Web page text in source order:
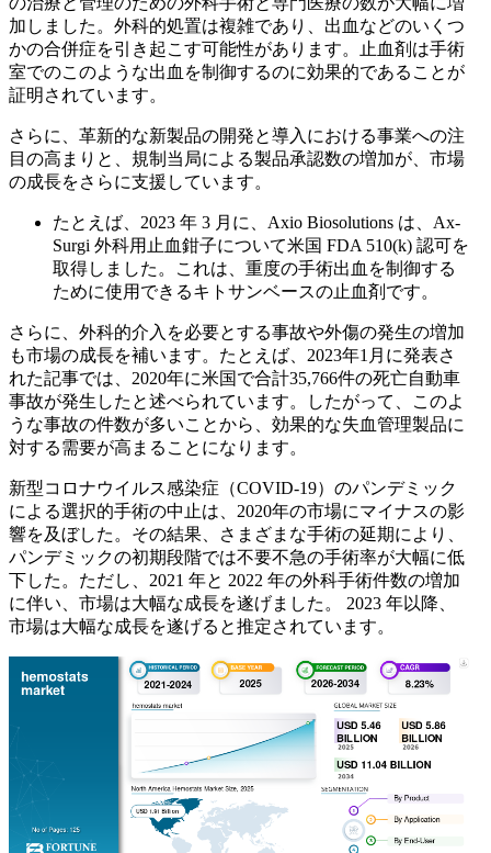
加しました。外科的処置は複雑であり、出血などのいくつ
かの合併症を引き起こす可能性があります。止血剤は手術
室でのこのような出血を制御するのに効果的であることが
証明されています。
さらに、革新的な新製品の開発と導入における事業への注
目の高まりと、規制当局による製品承認数の増加が、市場
の成長をさらに支援しています。
たとえば、2023 年 3 月に、Axio Biosolutions は、Ax-
Surgi 外科用止血鉗子について米国 FDA 510(k) 認可を
取得しました。これは、重度の手術出血を制御する
ために使用できるキトサンベースの止血剤です。
さらに、外科的介入を必要とする事故や外傷の発生の増加
も市場の成長を補います。たとえば、2023年1月に発表さ
れた記事では、2020年に米国で合計35,766件の死亡自動車
事故が発生したと述べられています。したがって、このよ
うな事故の件数が多いことから、効果的な失血管理製品に
対する需要が高まることになります。
新型コロナウイルス感染症（COVID-19）のパンデミック
による選択的手術の中止は、2020年の市場にマイナスの影
響を及ぼした。その結果、さまざまな手術の延期により、
パンデミックの初期段階では不要不急の手術率が大幅に低
下した。ただし、2021 年と 2022 年の外科手術件数の増加
に伴い、市場は大幅な成長を遂げました。 2023 年以降、
市場は大幅な成長を遂げると推定されています。